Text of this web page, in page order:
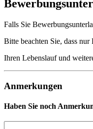
Falls Sie
Bitte beachten Sie, dass
Ihren Lebenslauf und
Anmerkungen
Haben Sie noch